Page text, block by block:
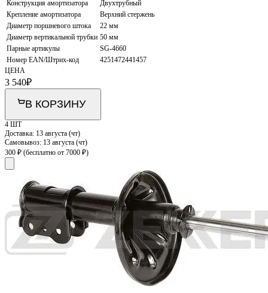
Конструкция амортизатора
Двухтрубный
Крепление амортизатора
Верхний стержень
Диаметр поршневого штока
22 мм
Диаметр вертикальной трубки 50 мм
Парные артикулы
SG-4660
Номер EAN/Штрих-код
4251472441457
ЦЕНА
3 540₽
В КОРЗИНУ
4 ШТ
Доставка: 13 августа (чт)
Самовывоз: 13 августа (чт)
300 ₽ (бесплатно от 7000 ₽)